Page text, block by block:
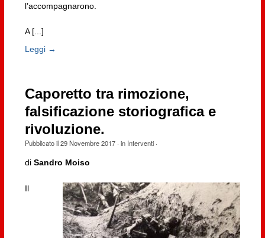
l’accompagnarono.
A [...]
Leggi →
Caporetto tra rimozione,
falsificazione storiografica e
rivoluzione.
Pubblicato il29 Novembre 2017· in Interventi·
di Sandro Moiso
Il